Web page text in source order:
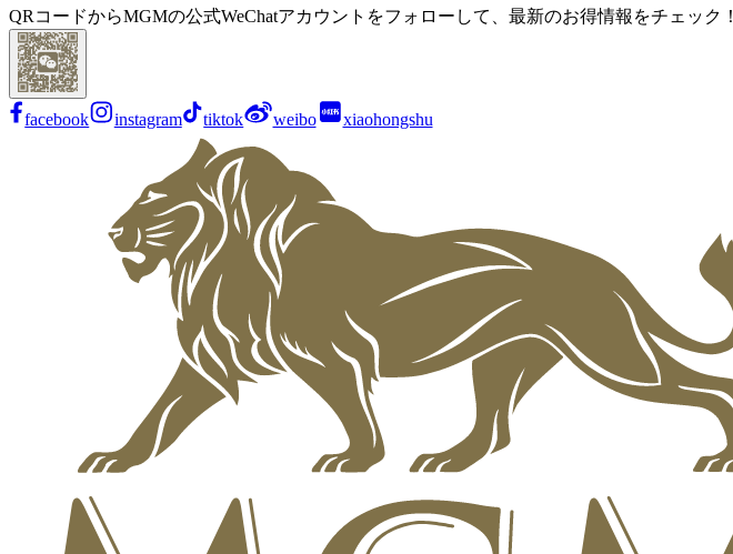
QRコードからMGMの公式WeChatアカウントをフォローして、最新のお得情報をチェック！
facebook instagram tiktok weibo xiaohongshu